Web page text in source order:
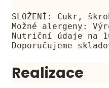
SLOŽENÍ: Cukr,
Možné alergeny:
Nutriční údaje na
Doporučujeme
Realizace